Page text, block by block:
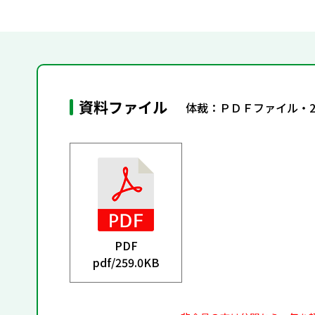
資料ファイル 体裁：ＰＤＦファイル・
PDF
pdf/259.0KB